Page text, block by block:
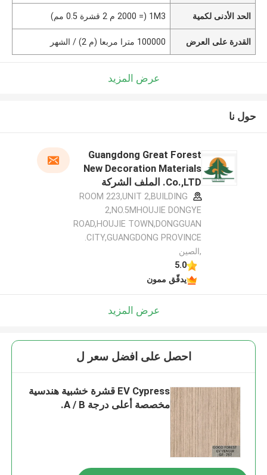
الحد الأدنى لكمية 1M3 (= 2000 م 2 قشرة 0.5 مم)
القدرة على العرض 100000 مترا مربعا (م 2) / الشهر
عرض المزيد
حول نا
Guangdong Great Forest
New Decoration Materials
Co.,LTD. الملف الشركة
المصنعة
ROOM 223,UNIT 2,BUILDING
2,NO.5MHOUJIE DONGYE
ROAD,HOUJIE TOWN,DONGGUAN
CITY,GUANGDONG PROVINCE.
,الصين
5.0
يدقّق ممون
عرض المزيد
احصل على افضل سعر ل
EV Cypress قشرة خشبية هندسية
مخصصة أعلى درجة A / B.